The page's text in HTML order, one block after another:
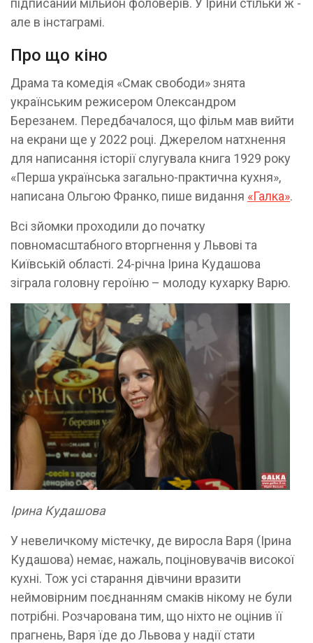
але в інстаграмі.
Про що кіно
Драма та комедія «Смак свободи» знята
українським режисером Олександром
Березанем. Передбачалося, що фільм мав вийти
на екрани ще у 2022 році. Джерелом натхнення
для написання історії слугувала книга 1929 року
«Перша українська загально-практична кухня»,
написана Ольгою Франко, пише видання «Галка».
Всі зйомки проходили до початку
повномасштабного вторгнення у Львові та
Київській області. 24-річна Ірина Кудашова
зіграла головну героїню – молоду кухарку Варю.
Ірина Кудашова
У невеличкому містечку, де виросла Варя (Ірина
Кудашова) немає, нажаль, поціновувачів високої
кухні. Тож усі старання дівчини вразити
неймовірним поєднанням смаків нікому не були
потрібні. Розчарована тим, що ніхто не оцінив її
прагнень, Варя їде до Львова у надії стати